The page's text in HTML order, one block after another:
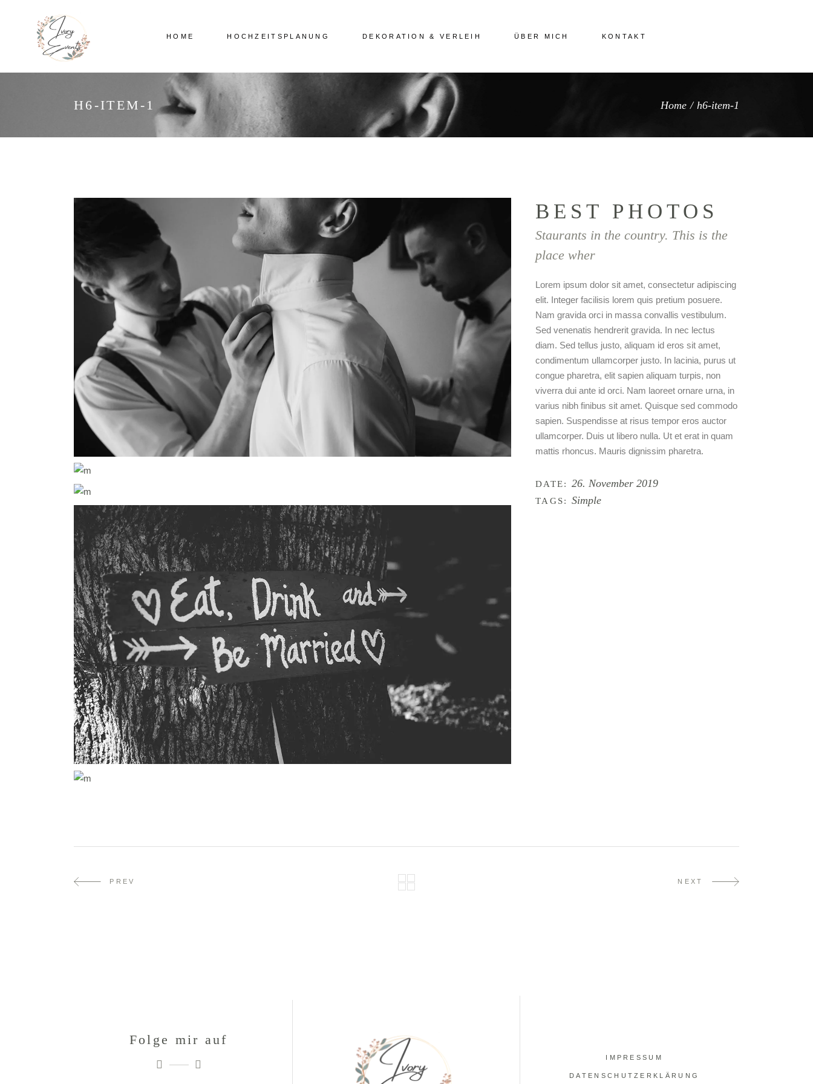
HOME HOCHZEITSPLANUNG DEKORATION & VERLEIH ÜBER MICH KONTAKT
H6-ITEM-1 Home/h6-item-1
BEST PHOTOS
Staurants in the country. This is the
place wher
Lorem ipsum dolor sit amet, consectetur adipiscing
elit. Integer facilisis lorem quis pretium posuere.
Nam gravida orci in massa convallis vestibulum.
Sed venenatis hendrerit gravida. In nec lectus
diam. Sed tellus justo, aliquam id eros sit amet,
condimentum ullamcorper justo. In lacinia, purus ut
congue pharetra, elit sapien aliquam turpis, non
viverra dui ante id orci. Nam laoreet ornare urna, in
varius nibh finibus sit amet. Quisque sed commodo
sapien. Suspendisse at risus tempor eros auctor
ullamcorper. Duis ut libero nulla. Ut et erat in quam
mattis rhoncus. Mauris dignissim pharetra.
DATE: 26. November 2019
TAGS: Simple
PREV NEXT
Folge mir auf
IMPRESSUM
DATENSCHUTZERKLÄRUNG